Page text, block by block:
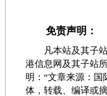
免责声明：
凡本站及其子站
港信息网及其子站
明：“文章来源：
体，转载、编译或